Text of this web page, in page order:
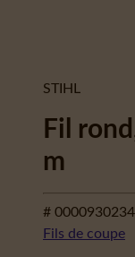
STIHL
Fil
m
#
Fils de coupe